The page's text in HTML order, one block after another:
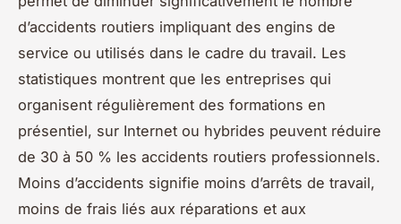
d’accidents routiers impliquant des engins de
service ou utilisés dans le cadre du travail. Les
statistiques montrent que les entreprises qui
organisent régulièrement des formations en
présentiel, sur Internet ou hybrides peuvent réduire
de 30 à 50 % les accidents routiers professionnels.
Moins d’accidents signifie moins d’arrêts de travail,
moins de frais liés aux réparations et aux